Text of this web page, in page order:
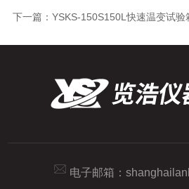
下一篇： YSKS-150S150L快速温变试验
电子邮箱：